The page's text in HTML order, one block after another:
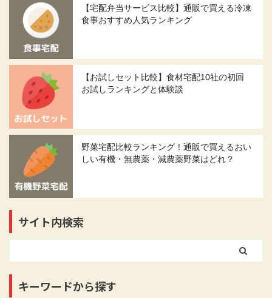
【宅配弁当サービス比較】通販で買える冷凍
食事おすすめ人気ランキング
【お試しセット比較】食材宅配10社の初回
お試しランキングと体験談
野菜宅配比較ランキング！通販で買えるおい
しい有機・無農薬・減農薬野菜はどれ？
サイト内検索
キーワードから探す